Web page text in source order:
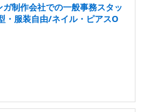
ガ制作会社での一般事務スタッ
・服装自由/ネイル・ピアスO